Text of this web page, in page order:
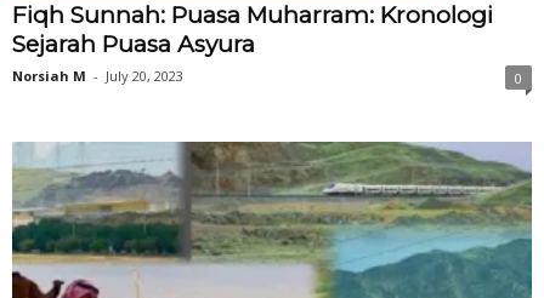
Fiqh Sunnah: Puasa Muharram: Kronologi
Sejarah Puasa Asyura
Norsiah M - July 20, 2023 0